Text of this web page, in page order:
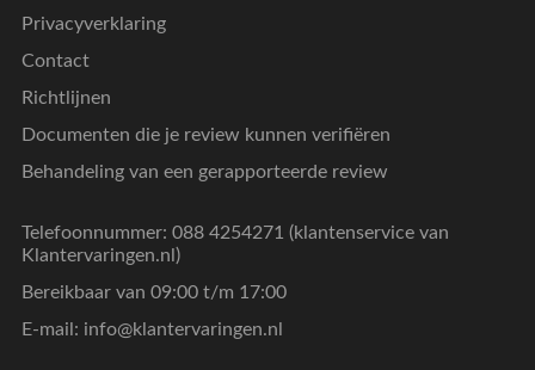
Privacyverklaring
Contact
Richtlijnen
Documenten die je review kunnen verifiëren
Behandeling van een gerapporteerde review
Telefoonnummer: 088 4254271 (klantenservice van
Klantervaringen.nl)
Bereikbaar van 09:00 t/m 17:00
E-mail: info@klantervaringen.nl